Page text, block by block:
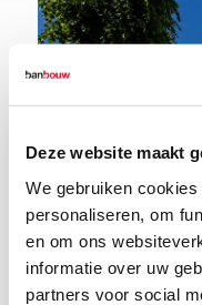
Deze website maakt
We gebruiken
personaliseren, om
en om ons
informatie over uw
partners voor social